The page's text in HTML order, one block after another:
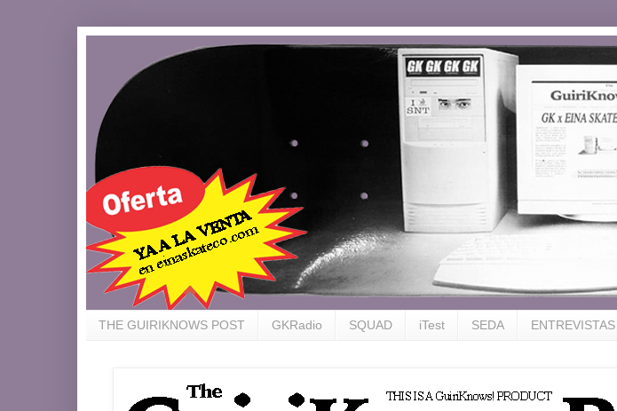
THE GUIRIKNOWS POST GKRadio SQUAD iTest SEDA ENTREVISTAS